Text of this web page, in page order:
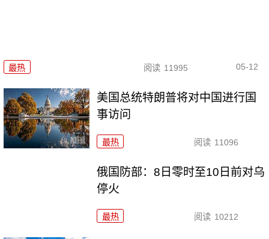
最热 阅读 11995 05-12
美国总统特朗普将对中国进行国
事访问
最热 阅读 11096
俄国防部：8日零时至10日前对乌
停火
最热 阅读 10212